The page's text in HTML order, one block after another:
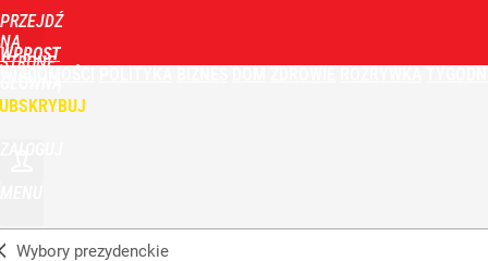
PRZEJDŹ
NA
STRONĘ
WPROST
Wybory prezydenckie